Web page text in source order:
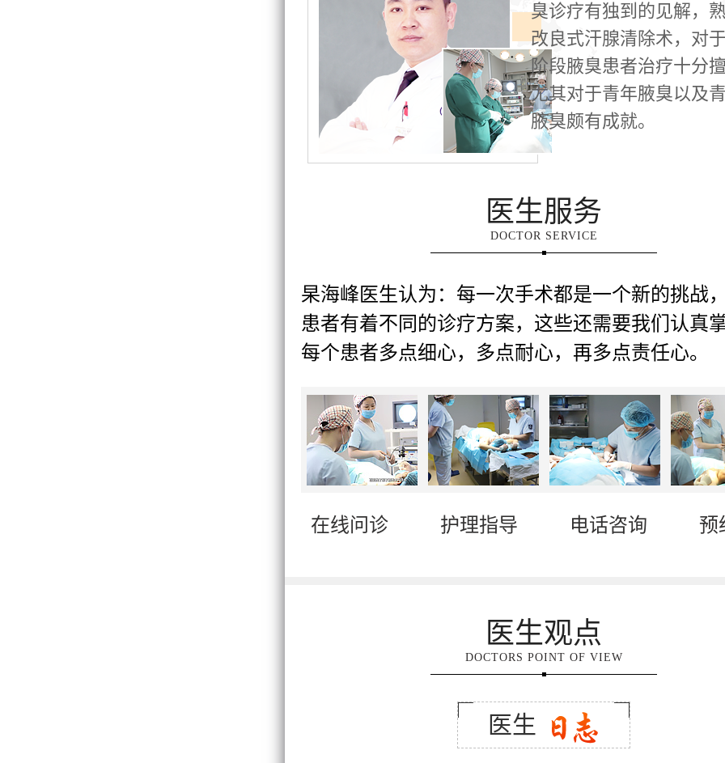
臭诊疗有独到的见解，
改良式汗腺清除术，对
阶段腋臭患者治疗十分
尤其对于青年腋臭以及
腋臭颇有成就。
医生服务
DOCTOR SERVICE
杲海峰医生认为：每一次手术都是一个新的挑战
患者有着不同的诊疗方案，这些还需要我们认真
每个患者多点细心，多点耐心，再多点责任心。
在线问诊 护理指导 电话咨询 预
医生观点
DOCTORS POINT OF VIEW
医生